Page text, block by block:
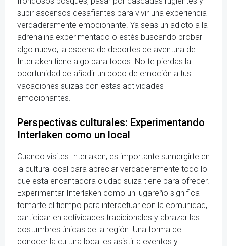
subir ascensos desafiantes para vivir una experiencia
verdaderamente emocionante. Ya seas un adicto a la
adrenalina experimentado o estés buscando probar
algo nuevo, la escena de deportes de aventura de
Interlaken tiene algo para todos. No te pierdas la
oportunidad de añadir un poco de emoción a tus
vacaciones suizas con estas actividades
emocionantes.
Perspectivas culturales: Experimentando
Interlaken como un local
Cuando visites Interlaken, es importante sumergirte en
la cultura local para apreciar verdaderamente todo lo
que esta encantadora ciudad suiza tiene para ofrecer.
Experimentar Interlaken como un lugareño significa
tomarte el tiempo para interactuar con la comunidad,
participar en actividades tradicionales y abrazar las
costumbres únicas de la región. Una forma de
conocer la cultura local es asistir a eventos y